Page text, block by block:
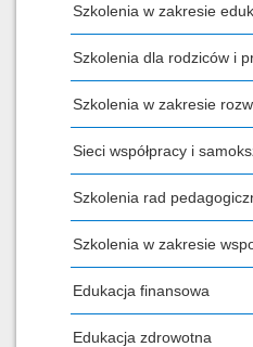
Szkolenia w zakresie
Szkolenia dla rodziców i
Szkolenia w zakresie
Sieci współpracy i
Szkolenia rad
Szkolenia w zakresie
Edukacja finansowa
Edukacja zdrowotna